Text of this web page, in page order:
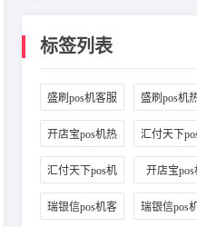
标签列表
盛刷pos机客服
(48)
盛刷pos机
开店宝pos机热
线
汇付天下
客服 (41)
汇付天下pos机
热线 (49)
开店宝pos
(47)
瑞银信pos机客 瑞银信pos